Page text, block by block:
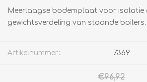
Meerlaagse bodemplaat voor isolatie
gewichtsverdeling van staande boilers.
Artikelnummer:: 7369
€96,92